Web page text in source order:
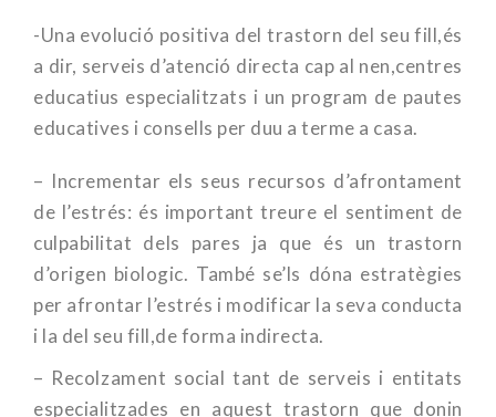
-Una evolució positiva del trastorn del seu fill,és
a dir, serveis d’atenció directa cap al nen,centres
educatius especialitzats i un program de pautes
educatives i consells per duu a terme a casa.
– Incrementar els seus recursos d’afrontament
de l’estrés: és important treure el sentiment de
culpabilitat dels pares ja que és un trastorn
d’origen biologic. També se’ls dóna estratègies
per afrontar l’estrés i modificar la seva conducta
i la del seu fill,de forma indirecta.
– Recolzament social tant de serveis i entitats
especialitzades en aquest trastorn que donin